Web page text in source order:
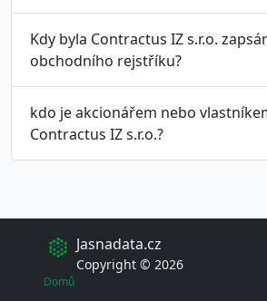
Kdy byla Contractus IZ s.r.o.
obchodního rejstříku?
kdo je akcionářem nebo
Contractus IZ s.r.o.?
Jasnadata.cz
Copyright © 2026
Domů